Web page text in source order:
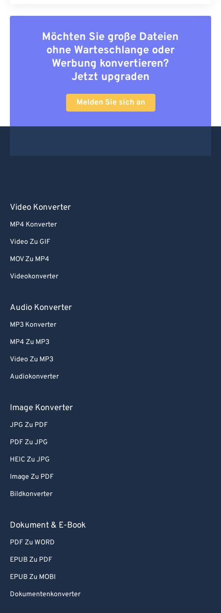
Möchten Sie große Dateien
ohne Warteschlange oder
Werbung konvertieren?
Jetzt upgraden
Melden Sie sich an
Video Konverter
MP4 Konverter
Video Zu GIF
MOV Zu MP4
Videokonverter
Audio Konverter
MP3 Konverter
MP4 Zu MP3
Video Zu MP3
Audiokonverter
Image Konverter
JPG Zu PDF
PDF Zu JPG
HEIC Zu JPG
Image Zu PDF
Bildkonverter
Dokument & E-Book
PDF Zu WORD
EPUB Zu PDF
EPUB Zu MOBI
Dokumentenkonverter